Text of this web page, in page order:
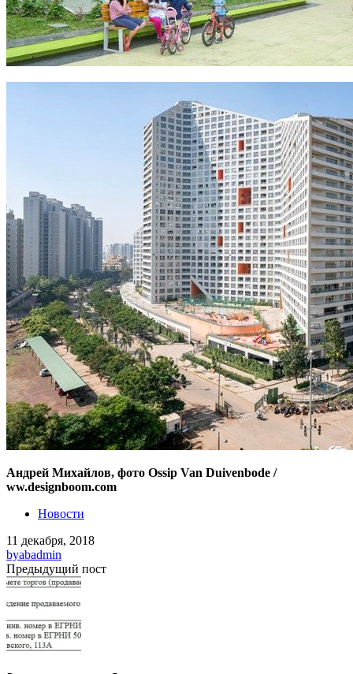
Андрей Михайлов, фото Ossip Van Duivenbode /
ww.designboom.com
Новости
11 декабря, 2018
byabadmin
Предыдущий пост